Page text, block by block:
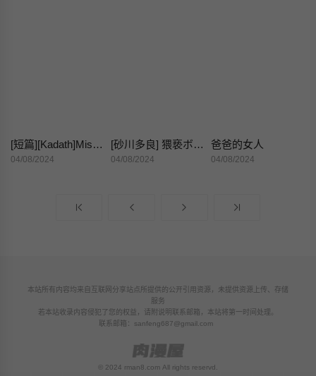
[短篇][Kadath]MisplacedVirtues|放浪形骸
04/08/2024
[砂川多良] 猥亵ボックス [中国翻訳] [DL版]
04/08/2024
爸爸的女人
04/08/2024
本站所有内容均来自互联网分享站点所提供的公开引用资源，未提供资源上传、存储
服务
若本站收录内容侵犯了您的权益，请附说明联系邮箱，本站将第一时间处理。
联系邮箱： sanfeng687@gmail.com
© 2024 rman8.com All rights reservd.